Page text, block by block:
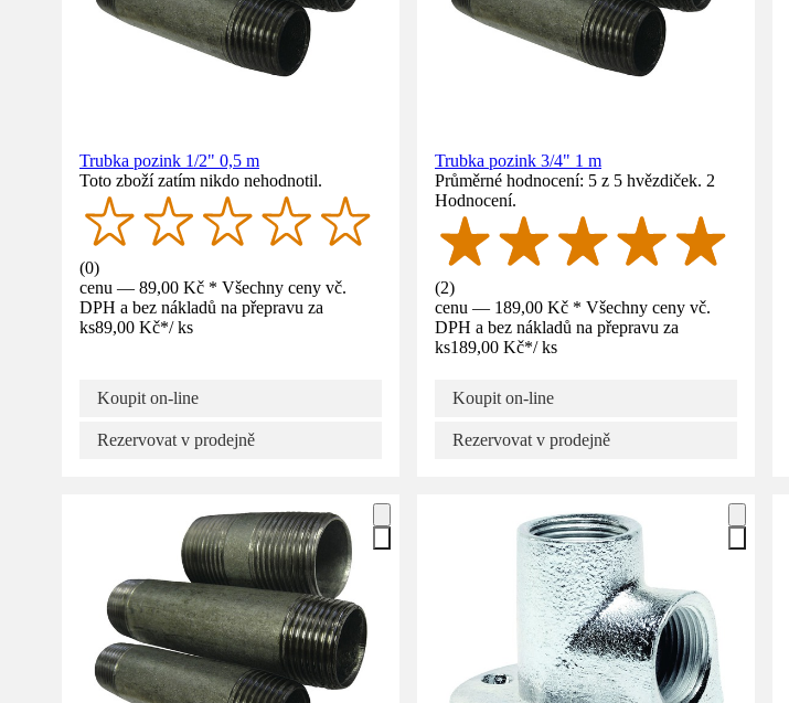
Trubka pozink 1/2" 0,5 m
Toto zboží zatím nikdo nehodnotil.
(0)
cenu — 89,00 Kč * Všechny ceny vč.
DPH a bez nákladů na přepravu za
ks89,00 Kč*/ ks
Koupit on-line
Rezervovat v prodejně
Trubka pozink 3/4" 1 m
Průměrné hodnocení: 5 z 5 hvězdiček. 2
Hodnocení.
(2)
cenu — 189,00 Kč * Všechny ceny vč.
DPH a bez nákladů na přepravu za
ks189,00 Kč*/ ks
Koupit on-line
Rezervovat v prodejně